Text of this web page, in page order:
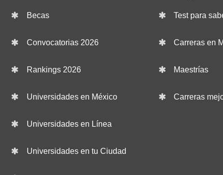
Becas
Convocatorias 2026
Rankings 2026
Universidades en México
Universidades en Línea
Universidades en tu Ciudad
Test para
Carreras en
Maestrías
Carreras